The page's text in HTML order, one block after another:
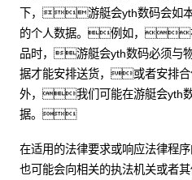
下，游艇会yth数码会如
的个人数据。例如，
品时，游艇会yth数码必须与
据才能安排送货，或者安排
外，我们可能在游艇会yth
据。
在适用的法律要求或响应法律程
也可能会向相关的执法机关或者